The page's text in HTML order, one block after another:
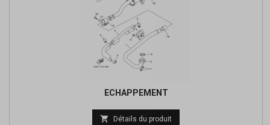
ECHAPPEMENT
Prix
 Détails du produit